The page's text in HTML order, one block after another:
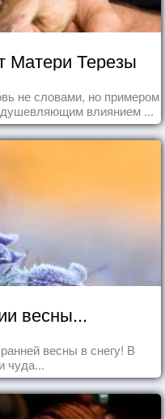
Матери Терезы
не словами, но примером
влиянием ...
весны...
весны в снегу! В
чуда...